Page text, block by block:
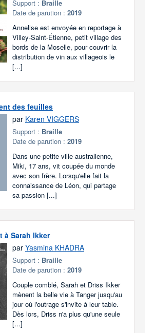
Support : Braille
Date de parution : 2019
Annelise est envoyée en reportage à
Villey-Saint-Étienne, petit village des
bords de la Moselle, pour couvrir la
distribution de vin aux villageois le
[...]
des feuilles
par Karen VIGGERS
Support : Braille
Date de parution : 2019
Dans une petite ville australienne,
Miki, 17 ans, vit coupée du monde
avec son frère. Lorsqu'elle fait la
connaissance de Léon, qui partage
sa passion [...]
à Sarah Ikker
par Yasmina KHADRA
Support : Braille
Date de parution : 2019
Couple comblé, Sarah et Driss Ikker
mènent la belle vie à Tanger jusqu'au
jour où l'outrage s'invite à leur table.
Dès lors, Driss n'a plus qu'une seule
[...]